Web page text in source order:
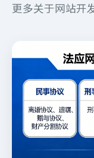
更多关于网站开